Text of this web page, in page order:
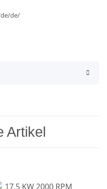
de/
Artikel